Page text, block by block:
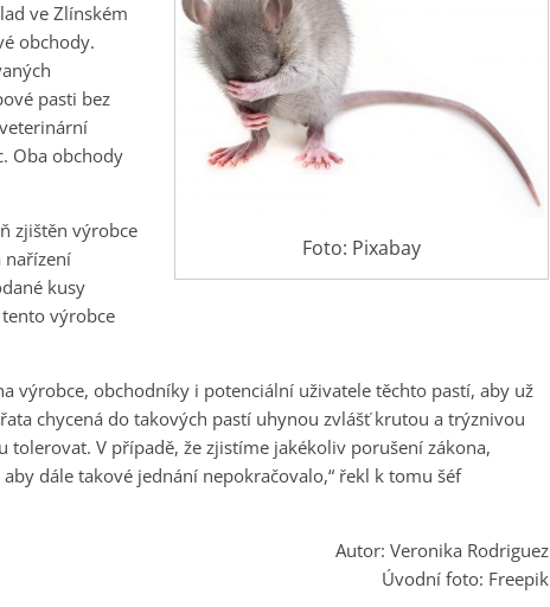
Foto: Pixabay
ve Zlínském
obchody.
pasti bez
Oba obchody
zjištěn výrobce
nařízení
kusy
výrobce
výrobce, obchodníky i potenciální uživatele těchto pastí, aby už
chycená do takových pastí uhynou zvlášť krutou a trýznivou
V případě, že zjistíme jakékoliv porušení zákona,
dále takové jednání nepokračovalo,“ řekl k tomu šéf
Autor: Veronika Rodriguez
Úvodní foto: Freepik